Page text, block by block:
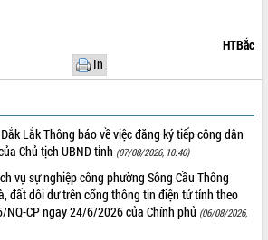
cốt liệt sĩ
Hòa
trong
khai quy
và Môi
khảo sát
đóng gói
HTBắc
In
Lắk Thông báo về việc đăng ký tiếp công dân
Chủ tịch UBND tỉnh (07/08/2026, 10:40)
vụ sự nghiệp công phường Sông Cầu Thông
đất dôi dư trên cổng thông tin điện tử tỉnh theo
CP ngay 24/6/2026 của Chính phủ (06/08/2026,